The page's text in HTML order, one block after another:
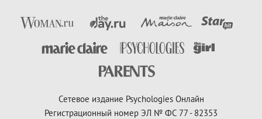
Сетевое издание Psychologies Онлайн
Регистрационный номер ЭЛ № ФС 77 - 82353